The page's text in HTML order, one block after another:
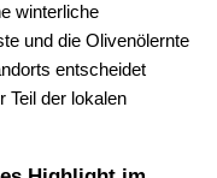
winterliche
und die Olivenölernte
entscheidet
Teil der lokalen